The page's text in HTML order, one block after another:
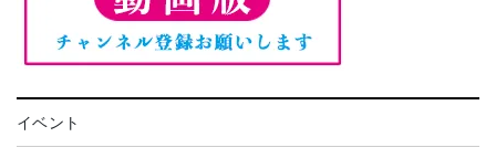
イベント